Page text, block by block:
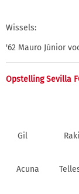
Wissels:
'62 Mauro Júnior
Opstelling Sevilla
Gil
Acuna